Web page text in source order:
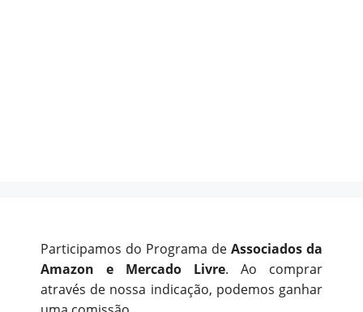
Participamos do Programa de Associados da
Amazon e Mercado Livre. Ao comprar
através de nossa indicação, podemos ganhar